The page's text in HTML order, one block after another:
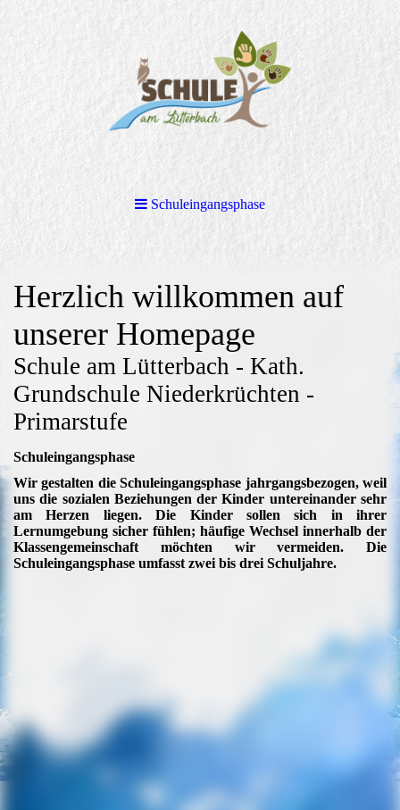
Schuleingangsphase
Herzlich willkommen auf
unserer Homepage
Schule am Lütterbach - Kath.
Grundschule Niederkrüchten -
Primarstufe
Schuleingangsphase
Wir gestalten die Schuleingangsphase jahrgangsbezogen, weil
uns die sozialen Beziehungen der Kinder untereinander sehr
am Herzen liegen. Die Kinder sollen sich in ihrer
Lernumgebung sicher fühlen; häufige Wechsel innerhalb der
Klassengemeinschaft möchten wir vermeiden. Die
Schuleingangsphase umfasst zwei bis drei Schuljahre.